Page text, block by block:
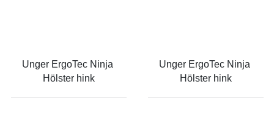
Unger ErgoTec Ninja
Hölster hink
Unger ErgoTec Ninja
Hölster hink